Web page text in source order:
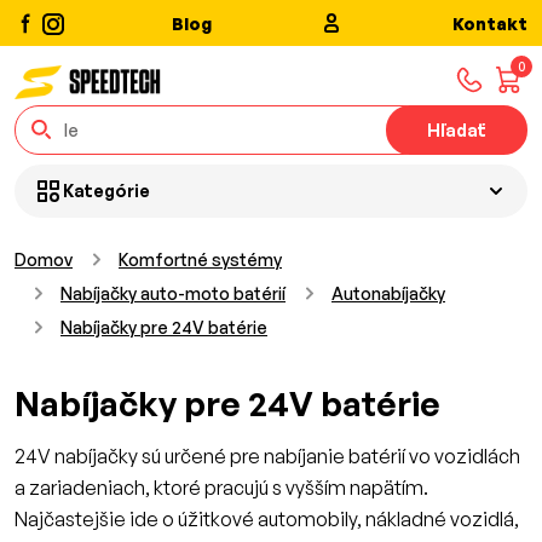
Blog Kontakt
0
Hľadať
Kategórie
Domov
Komfortné systémy
Nabíjačky auto-moto batérií
Autonabíjačky
Nabíjačky pre 24V batérie
Nabíjačky pre 24V batérie
24V nabíjačky sú určené pre nabíjanie batérií vo vozidlách
a zariadeniach, ktoré pracujú s vyšším napätím.
Najčastejšie ide o úžitkové automobily, nákladné vozidlá,